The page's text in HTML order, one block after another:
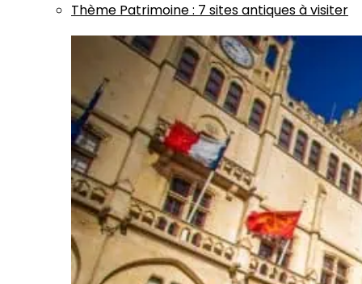
Thème Patrimoine: 7 sites antiques à visiter